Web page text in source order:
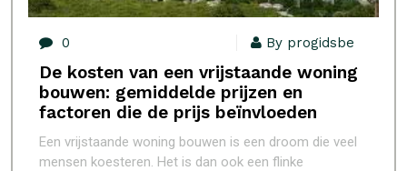
0 By progidsbe
De kosten van een vrijstaande woning
bouwen: gemiddelde prijzen en
factoren die de prijs beïnvloeden
Een vrijstaande woning bouwen is een droom die veel
mensen koesteren. Het is dan ook een flinke